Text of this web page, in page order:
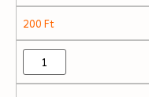
200Ft